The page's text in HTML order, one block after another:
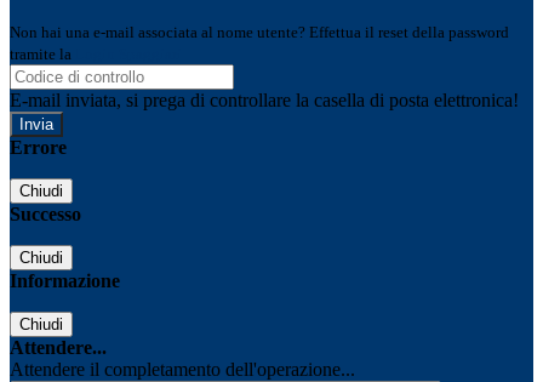
Non hai una e-mail associata al nome utente? Effettua il reset della password
tramite la
E-mail inviata, si prega di controllare la casella di posta elettronica!
Errore
Chiudi
Successo
Chiudi
Informazione
Chiudi
Attendere...
Attendere il completamento dell'operazione...